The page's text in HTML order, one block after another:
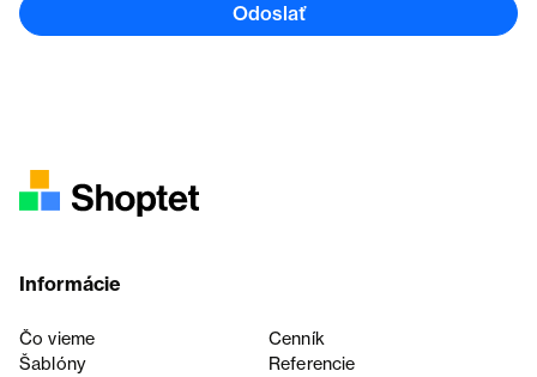
Odoslať
Informácie
Čo vieme
Cenník
Šablóny
Referencie